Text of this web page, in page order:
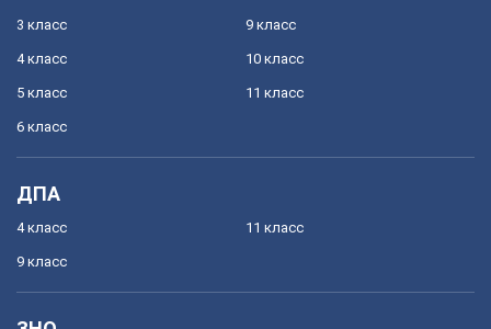
3 класс
4 класс
5 класс
6 класс
9 класс
10 класс
11 класс
ДПА
4 класс
9 класс
11 класс